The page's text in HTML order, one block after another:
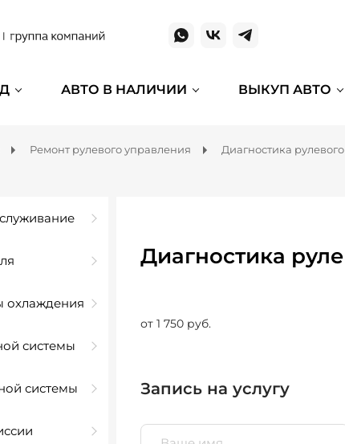
АВТО В НАЛИЧИИ ВЫКУП АВТО
Ремонт рулевого управления Диагностика
охлаждения
системы
системы
Диагностика
от 1 750 руб.
Запись на услугу